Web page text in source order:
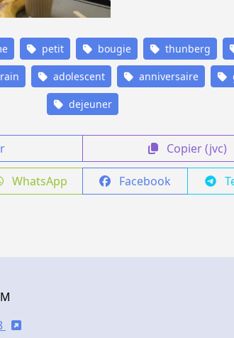
petit bougie thunberg
adolescent anniversaire
dejeuner
Copier (jvc)
WhatsApp Facebook